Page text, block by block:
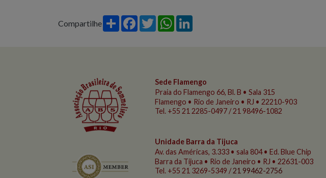
Compartilhe Share Facebook
TwitterWhatsApp
Sede Flamengo
Praia do Flamengo 66, Bl. B • Sala 315
Flamengo • Rio de Janeiro • RJ • 22210-903
Tel. +55 21 2285-0497 / 21 98496-1082
Unidade Barra da Tijuca
Av. das Américas, 3.333 • sala 804 • Ed. Blue Chip
Barra da Tijuca • Rio de Janeiro • RJ • 22631-003
Tel. +55 21 3269-5349 /21 99462-2756